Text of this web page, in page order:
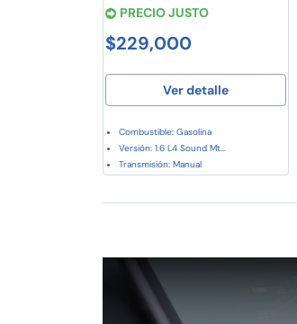
PRECIO JUSTO
$229,000
Ver detalle
Combustible: Gasolina
Versión: 1.6 L4 Sound Mt...
Transmisión: Manual